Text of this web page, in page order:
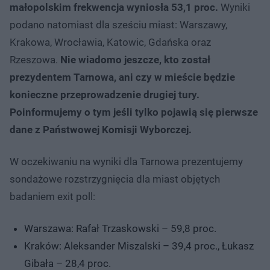
małopolskim frekwencja wyniosła 53,1 proc. Wyniki
podano natomiast dla sześciu miast: Warszawy,
Krakowa, Wrocławia, Katowic, Gdańska oraz
Rzeszowa. Nie wiadomo jeszcze, kto został
prezydentem Tarnowa, ani czy w mieście będzie
konieczne przeprowadzenie drugiej tury.
Poinformujemy o tym jeśli tylko pojawią się pierwsze
dane z Państwowej Komisji Wyborczej.
W oczekiwaniu na wyniki dla Tarnowa prezentujemy
sondażowe rozstrzygnięcia dla miast objętych
badaniem exit poll:
Warszawa: Rafał Trzaskowski – 59,8 proc.
Kraków: Aleksander Miszalski – 39,4 proc., Łukasz
Gibała – 28,4 proc.